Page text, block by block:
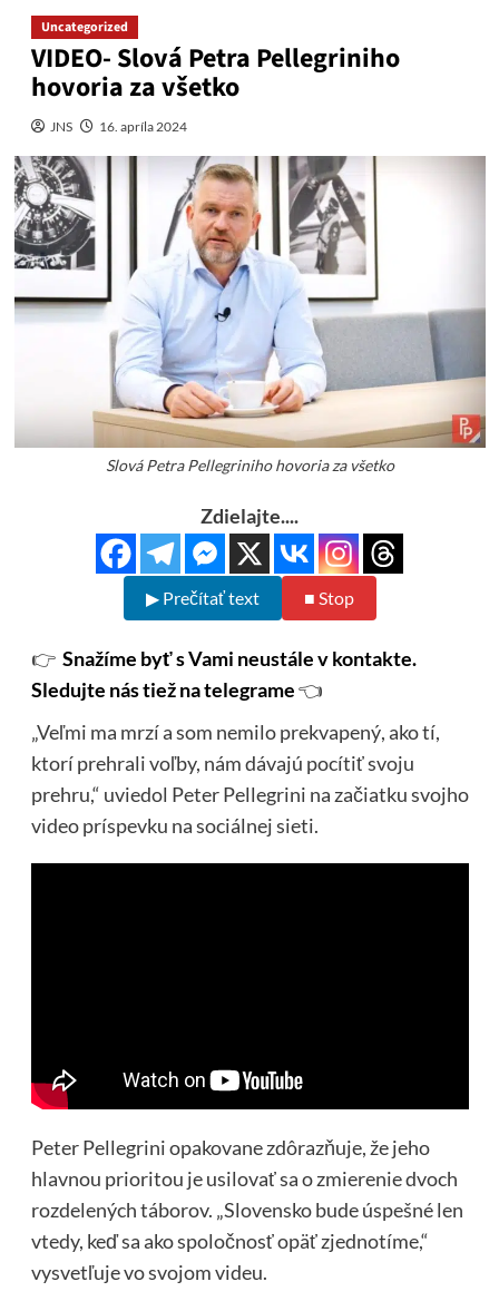
Uncategorized
VIDEO- Slová Petra Pellegriniho
hovoria za všetko
JNS 16. apríla 2024
Slová Petra Pellegriniho hovoria za všetko
Zdielajte....
▶ Prečítať text ■ Stop
👉 Snažíme byť s Vami neustále v kontakte.
Sledujte nás tiež na telegrame👈
„Veľmi ma mrzí a som nemilo prekvapený, ako tí,
ktorí prehrali voľby, nám dávajú pocítiť svoju
prehru,“ uviedol Peter Pellegrini na začiatku svojho
video príspevku na sociálnej sieti.
Peter Pellegrini opakovane zdôrazňuje, že jeho
hlavnou prioritou je usilovať sa o zmierenie dvoch
rozdelených táborov. „Slovensko bude úspešné len
vtedy, keď sa ako spoločnosť opäť zjednotíme,“
vysvetľuje vo svojom videu.